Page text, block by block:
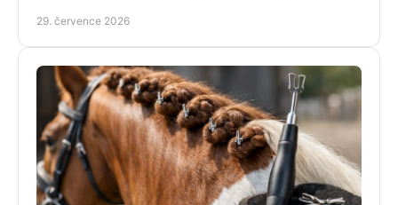
29. července 2026